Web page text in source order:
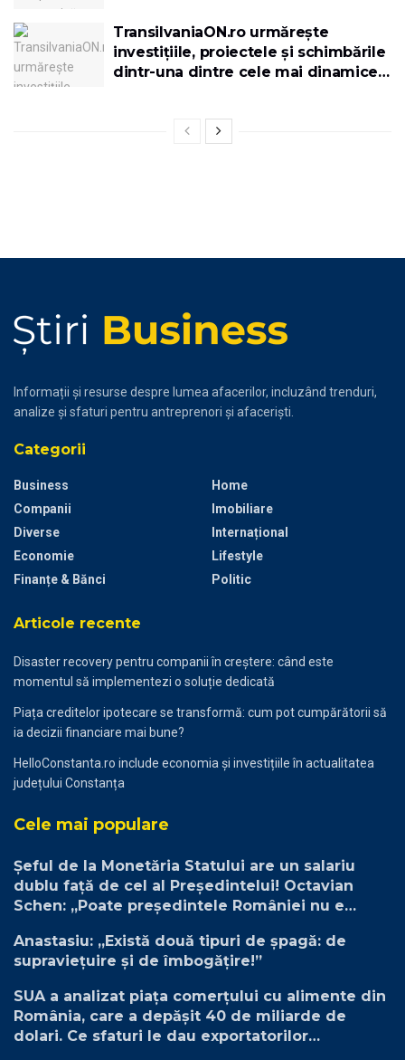
TransilvaniaON.ro urmărește
investițiile, proiectele și schimbările
dintr-una dintre cele mai dinamice
Informații și resurse despre lumea afacerilor, incluzând trenduri,
analize și sfaturi pentru antreprenori și afaceriști.
Categorii
Business
Companii
Diverse
Economie
Finanțe & Bănci
Home
Imobiliare
Internațional
Lifestyle
Politic
Articole recente
Disaster recovery pentru companii în creștere: când este
momentul să implementezi o soluție dedicată
Piața creditelor ipotecare se transformă: cum pot cumpărătorii să
ia decizii financiare mai bune?
HelloConstanta.ro include economia și investițiile în actualitatea
județului Constanța
Cele mai populare
Șeful de la Monetăria Statului are un salariu
dublu față de cel al Președintelui! Octavian
Schen: „Poate președintele României nu e
Anastasiu: „Există două tipuri de șpagă: de
supraviețuire și de îmbogățire!”
SUA a analizat piața comerțului cu alimente din
România, care a depășit 40 de miliarde de
dolari. Ce sfaturi le dau exportatorilor